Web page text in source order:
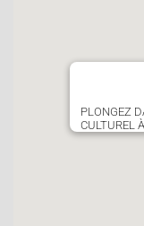
PLONGEZ
CULTUREL